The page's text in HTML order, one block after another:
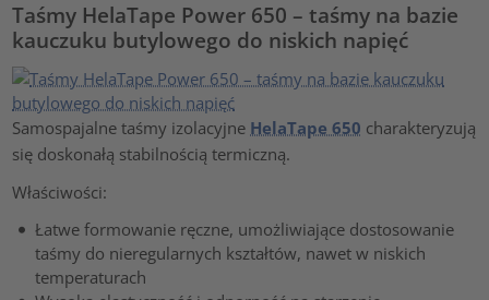
Taśmy HelaTape Power 650 – taśmy na bazie
kauczuku butylowego do niskich napięć
Samospajalne taśmy izolacyjne HelaTape 650 charakteryzują
się doskonałą stabilnością termiczną.
Właściwości:
Łatwe formowanie ręczne, umożliwiające dostosowanie
taśmy do nieregularnych kształtów, nawet w niskich
temperaturach